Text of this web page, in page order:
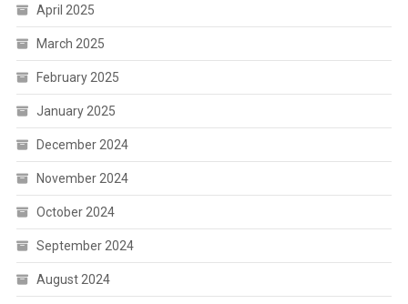
April 2025
March 2025
February 2025
January 2025
December 2024
November 2024
October 2024
September 2024
August 2024